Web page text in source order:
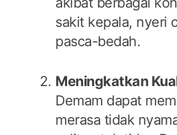
sakit kepala, nyeri
pasca-bedah.
Meningkatkan
Demam dapat
merasa tidak